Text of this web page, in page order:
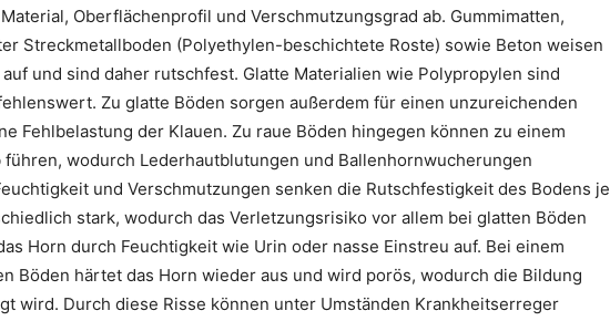
Oberflächenprofil und Verschmutzungsgrad ab. Gummimatten,
Streckmetallboden (Polyethylen-beschichtete Roste) sowie Beton weisen
und sind daher rutschfest. Glatte Materialien wie Polypropylen sind
Zu glatte Böden sorgen außerdem für einen unzureichenden
Fehlbelastung der Klauen. Zu raue Böden hingegen können zu einem
wodurch Lederhautblutungen und Ballenhornwucherungen
und Verschmutzungen senken die Rutschfestigkeit des Bodens je
stark, wodurch das Verletzungsrisiko vor allem bei glatten Böden
Horn durch Feuchtigkeit wie Urin oder nasse Einstreu auf. Bei einem
Böden härtet das Horn wieder aus und wird porös, wodurch die Bildung
wird. Durch diese Risse können unter Umständen Krankheitserreger